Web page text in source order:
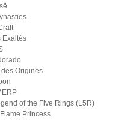
Exaltés
Origines
of the Five Rings (L5R)
Princess